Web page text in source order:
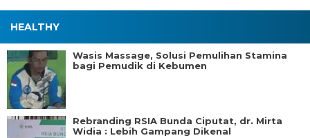
HEALTHY
Wasis Massage, Solusi Pemulihan Stamina
bagi Pemudik di Kebumen
Rebranding RSIA Bunda Ciputat, dr. Mirta
Widia : Lebih Gampang Dikenal